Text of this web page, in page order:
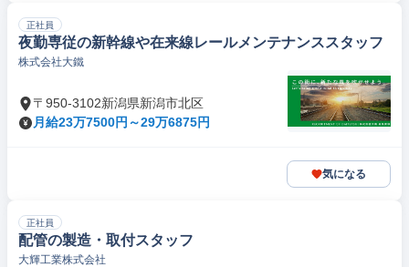
正社員
夜勤専従の新幹線や在来線レールメンテナンススタッフ
株式会社大鐵
〒950-3102新潟県新潟市北区
月給23万7500円～29万6875円
気になる
正社員
配管の製造・取付スタッフ
大輝工業株式会社